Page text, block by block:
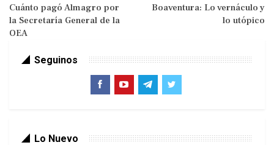
Cuánto pagó Almagro por
la Secretaría General de la
OEA
Boaventura: Lo vernáculo y
lo utópico
Seguinos
Lo Nuevo